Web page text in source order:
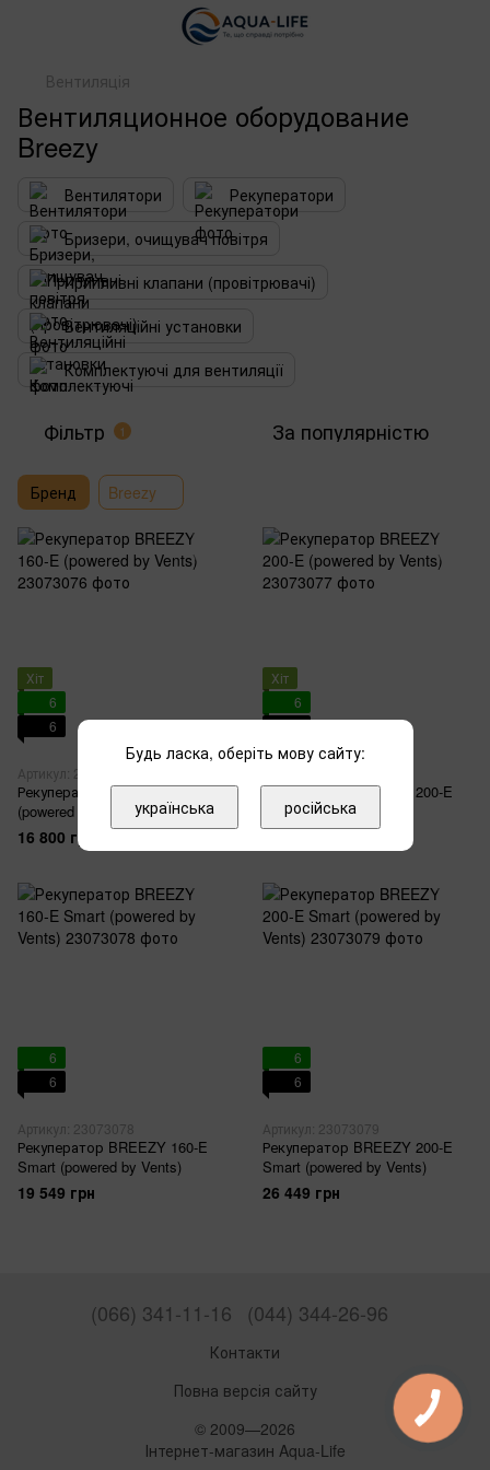
Вентиляція
Вентиляционное оборудование
Breezy
Вентилятори
Рекуператори
Бризери, очищувач повітря
Припливні клапани (провітрювачі)
Вентиляційні установки
Комплектуючі для вентиляції
Фільтр 1 За популярністю
Бренд Breezy
Хіт
6
6
Артикул: 23073076
Рекуператор BREEZY 160-E
(powered by Vents)
16 800 грн
Хіт
6
6
Рекуператор BREEZY 200-E
(powered by Vents)
6
6
Артикул: 23073078
Рекуператор BREEZY 160-E
Smart (powered by Vents)
19 549 грн
6
6
Артикул: 23073079
Рекуператор BREEZY 200-E
Smart (powered by Vents)
26 449 грн
(066) 341-11-16 (044) 344-26-96
Контакти
Повна версія сайту
© 2009—2026
Інтернет-магазин Aqua-Life
Будь ласка, оберіть мову сайту:
українська російська